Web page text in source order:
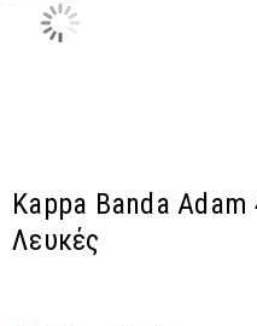
Kappa Banda
Λευκές